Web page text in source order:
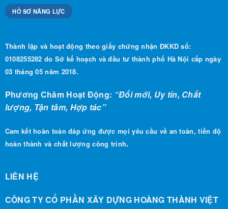
HỒ SƠ NĂNG LỰC
Thành lập và hoạt động theo giấy chứng nhận ĐKKD số:
0108255282 do Sở kế hoạch và đầu tư thành phố Hà Nội cấp ngày
03 tháng 05 năm 2018.
Phương Châm Hoạt Động: “Đổi mới, Uy tín, Chất
lượng, Tận tâm, Hợp tác”
Cam kết hoàn toàn đáp ứng được mọi yêu cầu về an toàn, tiến độ
hoàn thành và chất lượng công trình.
LIÊN HỆ
CÔNG TY CỔ PHẦN XÂY DỰNG HOÀNG THÀNH VIỆT